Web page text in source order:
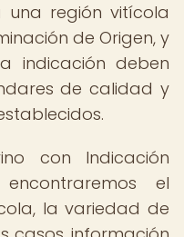
una región vitícola
de Origen, y
indicación deben
de calidad y
con Indicación
el
la variedad de